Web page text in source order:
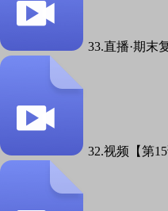
33.直播·期末
32.视频【第